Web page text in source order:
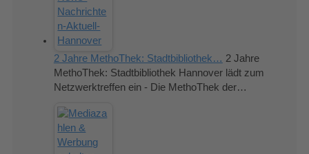
2 Jahre MethoThek: Stadtbibliothek… 2 Jahre
MethoThek: Stadtbibliothek Hannover lädt zum
Netzwerktreffen ein - Die MethoThek der…